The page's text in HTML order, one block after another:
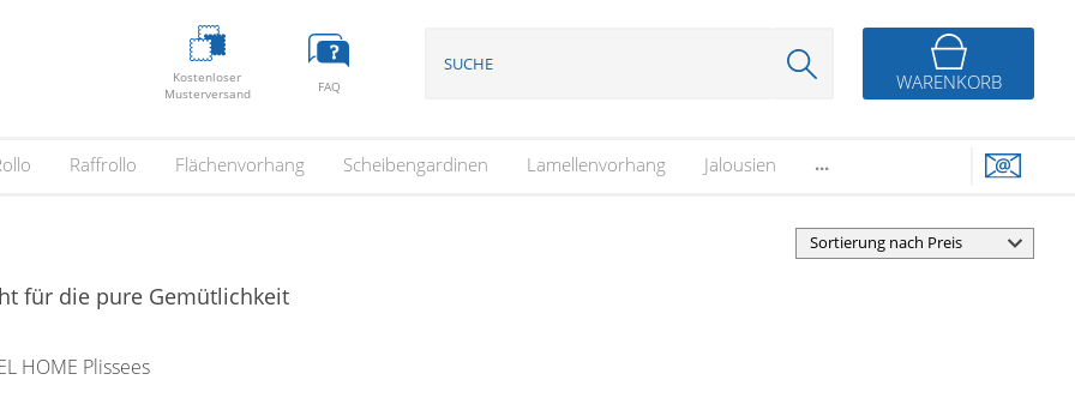
Kostenloser
Musterversand
FAQ WARENKORB
Raffrollo Flächenvorhang Scheibengardinen Lamellenvorhang Jalousien ...
für die pure Gemütlichkeit
HOME Plissees